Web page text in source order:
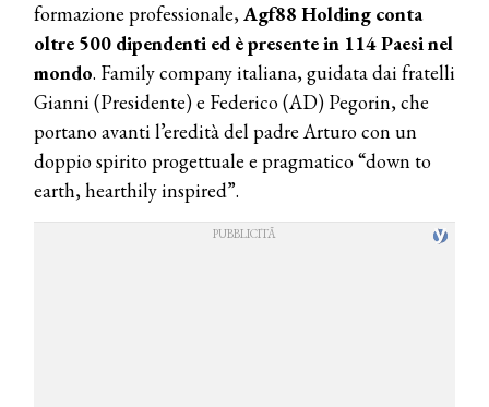
formazione professionale,Agf88 Holding conta
oltre 500 dipendenti ed è presente in 114 Paesi nel
mondo. Family company italiana, guidata dai fratelli
Gianni (Presidente) e Federico (AD) Pegorin, che
portano avanti l’eredità del padre Arturo con un
doppio spirito progettuale e pragmatico “down to
earth, hearthily inspired”.